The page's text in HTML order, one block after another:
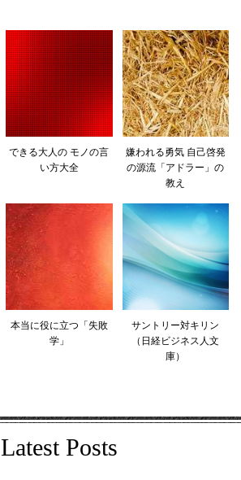
できる大人の モノの言
い方大全
嫌われる勇気 自己啓発
の源流「アドラー」の
教え
本当に役に立つ「失敗
学」
サントリー対キリン
（日経ビジネス人文
庫）
Latest Posts